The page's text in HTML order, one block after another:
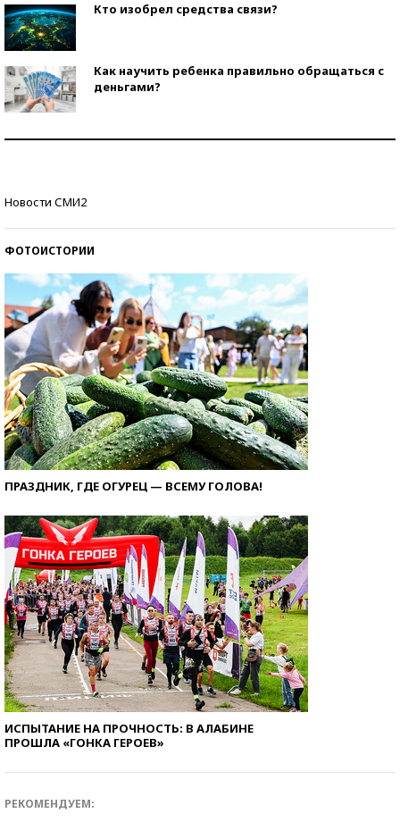
Кто изобрел средства связи?
Как научить ребенка правильно обращаться с
деньгами?
Новости СМИ2
ФОТОИСТОРИИ
ПРАЗДНИК, ГДЕ ОГУРЕЦ — ВСЕМУ ГОЛОВА!
ИСПЫТАНИЕ НА ПРОЧНОСТЬ: В АЛАБИНЕ
ПРОШЛА «ГОНКА ГЕРОЕВ»
РЕКОМЕНДУЕМ: